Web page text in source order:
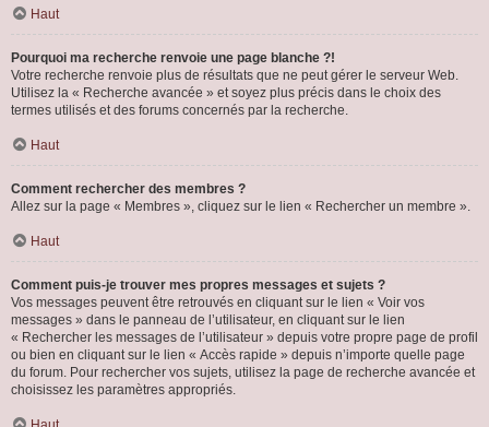
Haut
Pourquoi ma recherche renvoie une page blanche ?!
Votre recherche renvoie plus de résultats que ne peut gérer le serveur Web.
Utilisez la « Recherche avancée » et soyez plus précis dans le choix des
termes utilisés et des forums concernés par la recherche.
Haut
Comment rechercher des membres ?
Allez sur la page « Membres », cliquez sur le lien « Rechercher un membre ».
Haut
Comment puis-je trouver mes propres messages et sujets ?
Vos messages peuvent être retrouvés en cliquant sur le lien « Voir vos
messages » dans le panneau de l’utilisateur, en cliquant sur le lien
« Rechercher les messages de l’utilisateur » depuis votre propre page de profil
ou bien en cliquant sur le lien « Accès rapide » depuis n’importe quelle page
du forum. Pour rechercher vos sujets, utilisez la page de recherche avancée et
choisissez les paramètres appropriés.